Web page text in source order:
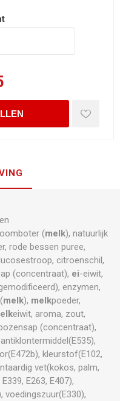
(melk), natuurlijk
rode bessen puree,
citroenschil,
(concentraat), ei-eiwit,
enzymen,
melk), melkpoeder,
eiwit, aroma, zout,
(concentraat),
kleurstof(E102,
vet(kokos, palm,
E263, E407),
voedingszuur(E330),